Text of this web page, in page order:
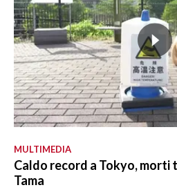
MULTIMEDIA
Caldo record a Tokyo, morti
Tama